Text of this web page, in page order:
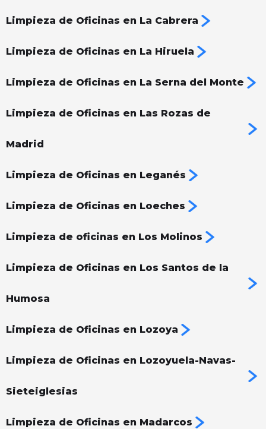
Limpieza de Oficinas en La Cabrera
Limpieza de Oficinas en La Hiruela
Limpieza de Oficinas en La Serna del Monte
Limpieza de Oficinas en Las Rozas de
Madrid
Limpieza de Oficinas en Leganés
Limpieza de Oficinas en Loeches
Limpieza de oficinas en Los Molinos
Limpieza de Oficinas en Los Santos de la
Humosa
Limpieza de Oficinas en Lozoya
Limpieza de Oficinas en Lozoyuela-Navas-
Sieteiglesias
Limpieza de Oficinas en Madarcos